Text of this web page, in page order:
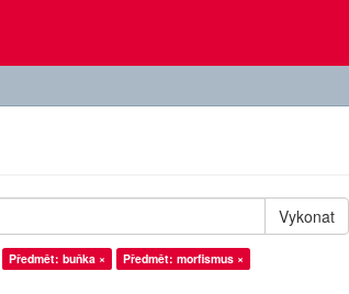
Vykonat
Předmět: buňka ×
Předmět: morfismus ×